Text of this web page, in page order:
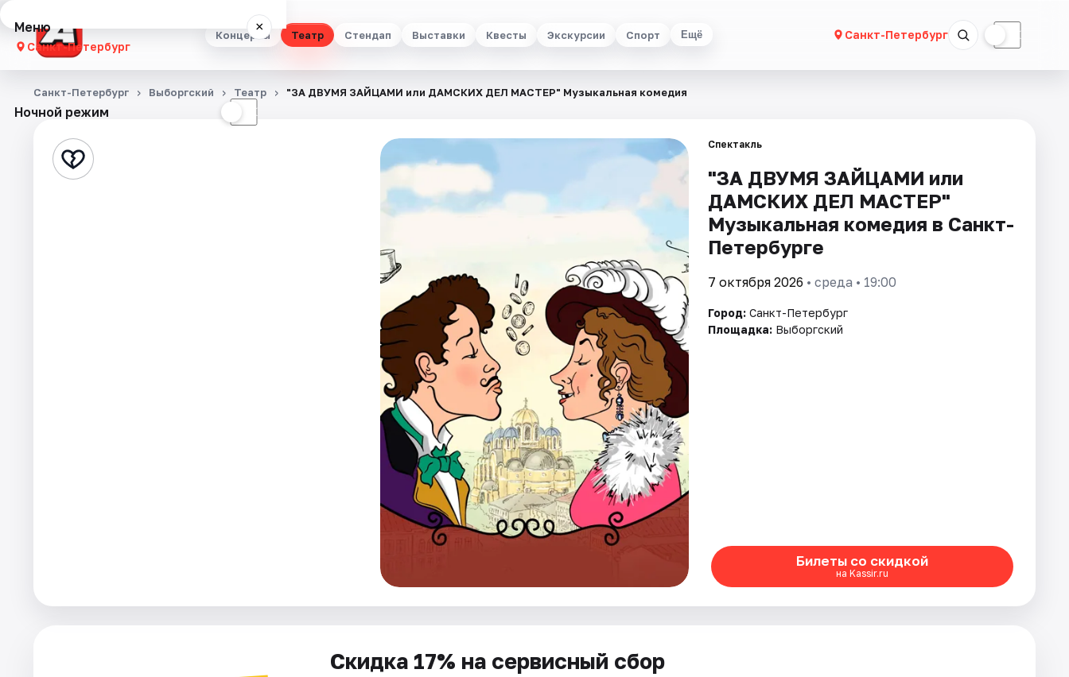
Концерты Театр Стендап Выставки Квесты Экскурсии Спорт Ещё Санкт-Петербург ☾
Меню ×
Санкт-Петербург
Концерты
Стендап
Ночной режим ☾
Санкт-Петербург Выборгский Театр "ЗА ДВУМЯ ЗАЙЦАМИ или ДАМСКИХ ДЕЛ МАСТЕР" Музыкальная комедия
Спектакль
"ЗА ДВУМЯ ЗАЙЦАМИ или
ДАМСКИХ ДЕЛ МАСТЕР"
Музыкальная комедия в Санкт-
Петербурге
7 октября 2026 • среда • 19:00
Город: Санкт-Петербург
Площадка: Выборгский
Билеты со скидкой
на Kassir.ru
Скидка 17% на сервисный сбор